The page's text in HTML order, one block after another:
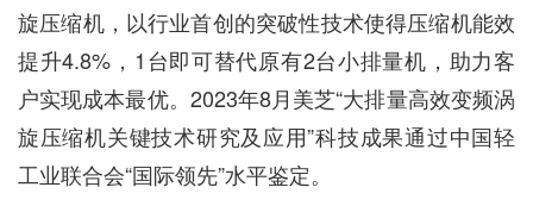
旋压缩机，以行业首创的突破性技术使得压缩机能效
提升4.8%，1台即可替代原有2台小排量机，助力客
户实现成本最优。2023年8月美芝“大排量高效变频涡
旋压缩机关键技术研究及应用”科技成果通过中国轻
工业联合会“国际领先”水平鉴定。